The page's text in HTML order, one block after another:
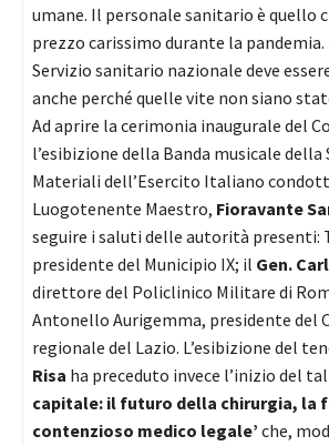
umane. Il personale sanitario è quello
prezzo carissimo durante la
Servizio sanitario nazionale deve
anche perché quelle vite non siano
Ad aprire la cerimonia inaugurale del
l’esibizione della Banda musicale
Materiali dell’Esercito Italiano
Luogotenente Maestro, Fioravante
seguire i saluti delle autorità presenti:
presidente del Municipio IX; il Gen.
direttore del Policlinico Militare di
Antonello Aurigemma, presidente del
regionale del Lazio. L’esibizione del
Risa ha preceduto invece l’inizio del
capitale: il futuro della chirurgia, la
contenzioso medico legale’ che,